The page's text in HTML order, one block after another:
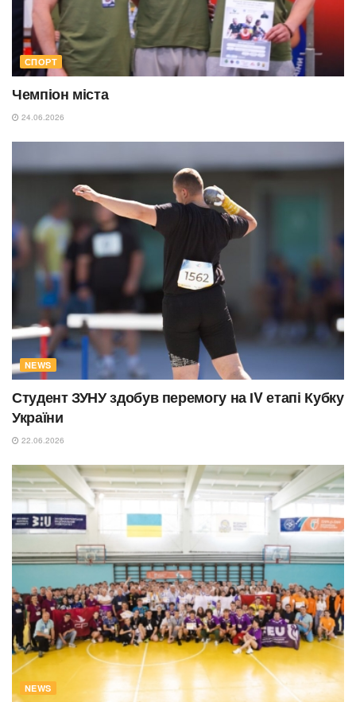
СПОРТ
Чемпіон міста
24.06.2026
NEWS
Студент ЗУНУ здобув перемогу на ІV етапі Кубку
України
22.06.2026
NEWS